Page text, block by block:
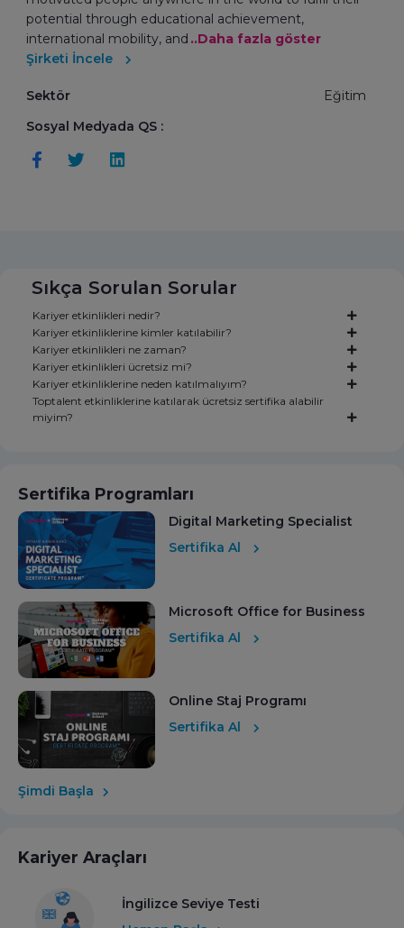
potential through educational achievement,
international mobility, and ..Daha fazla göster
Şirketi İncele
Sektör
Eğitim
Sosyal Medyada QS :
Sıkça Sorulan Sorular
Kariyer etkinlikleri nedir?
Kariyer etkinliklerine kimler katılabilir?
Kariyer etkinlikleri ne zaman?
Kariyer etkinlikleri ücretsiz mi?
Kariyer etkinliklerine neden katılmalıyım?
Toptalent etkinliklerine katılarak ücretsiz sertifika alabilir
miyim?
Sertifika Programları
Digital Marketing Specialist
Sertifika Al
Microsoft Office for Business
Sertifika Al
Online Staj Programı
Sertifika Al
Şimdi Başla
Kariyer Araçları
İngilizce Seviye Testi